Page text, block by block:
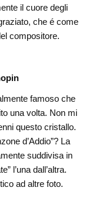
il cuore degli
che é come
compositore.
famoso che
una volta. Non mi
questo cristallo.
d’Addio”? La
suddivisa in
l’una dall’altra.
ad altre foto.